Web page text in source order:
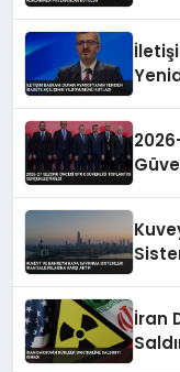
İran